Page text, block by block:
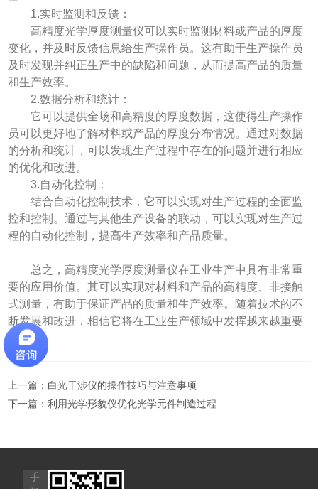
1.实时监测和反馈：
高精度光学厚度测量仪可以实时监测材料或产品的厚度
变化，并及时反馈信息给生产操作员。这有助于生产操作员
及时发现并纠正生产中的缺陷和问题，从而提高产品的质量
和生产效率。
2.数据分析和统计：
它可以提供全场和高精度的厚度数据，这使得生产操作
员可以更好地了解材料或产品的厚度分布情况。通过对数据
的分析和统计，可以发现生产过程中存在的问题并进行相应
的优化和改进。
3.自动化控制：
结合自动化控制技术，它可以实现对生产过程的全面监
控和控制。通过与其他生产设备的联动，可以实现对生产过
程的自动化控制，提高生产效率和产品质量。
总之，高精度光学厚度测量仪在工业生产中具有非常重
要的应用价值。其可以实现对材料和产品的高精度、非接触
式测量，有助于保证产品的质量和生产效率。随着技术的不
断发展和改进，相信它将在工业生产领域中发挥越来越重要
的作用。
上一篇： 白光干涉仪的操作技巧与注意事项
下一篇：利用光学形貌仪优化光学元件制造过程
手